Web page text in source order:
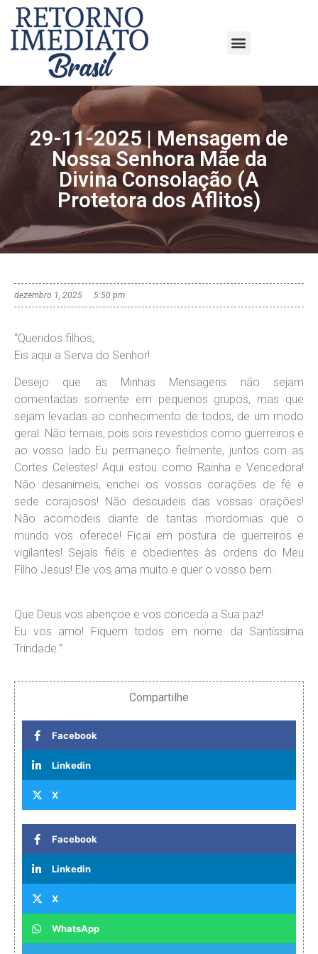
29-11-2025 | Mensagem de
Nossa Senhora Mãe da
Divina Consolação (A
Protetora dos Aflitos)
dezembro 1, 2025 5:50 pm
“Queridos filhos,
Eis aqui a Serva do Senhor!
Desejo que as Minhas Mensagens não sejam
comentadas somente em pequenos grupos, mas que
sejam levadas ao conhecimento de todos, de um modo
geral. Não temais, pois sois revestidos como guerreiros e
ao vosso lado Eu permaneço fielmente, juntos com as
Cortes Celestes! Aqui estou como Rainha e Vencedora!
Não desanimeis, enchei os vossos corações de fé e
sede corajosos! Não descuideis das vossas orações!
Não acomodeis diante de tantas mordomias que o
mundo vos oferece! Ficai em postura de guerreiros e
vigilantes! Sejais fiéis e obedientes às ordens do Meu
Filho Jesus! Ele vos ama muito e quer o vosso bem.
Que Deus vos abençoe e vos conceda a Sua paz!
Eu vos amo! Fiquem todos em nome da Santíssima
Trindade.”
Compartilhe
Facebook
Linkedin
X
Facebook
Linkedin
X
WhatsApp